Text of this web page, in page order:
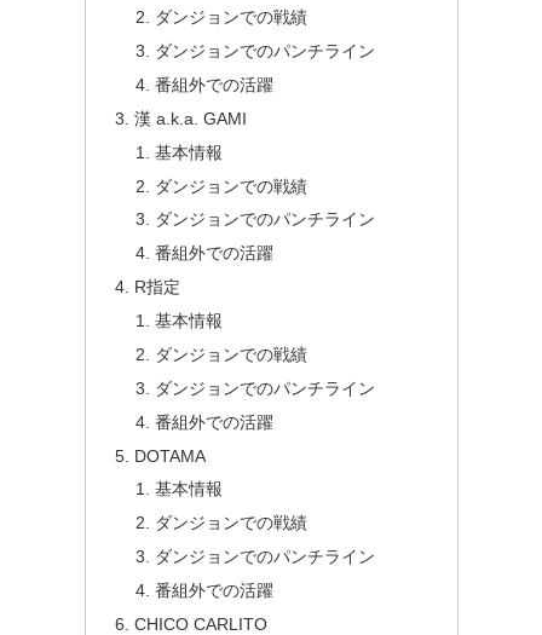
ダンジョンでの戦績
ダンジョンでのパンチライン
番組外での活躍
漢 a.k.a. GAMI
基本情報
ダンジョンでの戦績
ダンジョンでのパンチライン
番組外での活躍
R指定
基本情報
ダンジョンでの戦績
ダンジョンでのパンチライン
番組外での活躍
DOTAMA
基本情報
ダンジョンでの戦績
ダンジョンでのパンチライン
番組外での活躍
CHICO CARLITO